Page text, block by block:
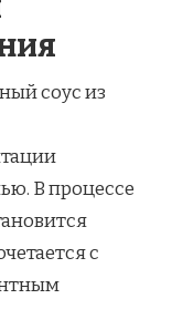
соус из
В процессе
с